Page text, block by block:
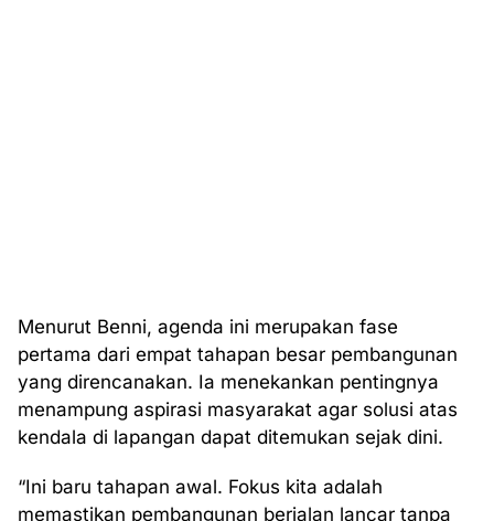
Menurut Benni, agenda ini merupakan fase
pertama dari empat tahapan besar pembangunan
yang direncanakan. Ia menekankan pentingnya
menampung aspirasi masyarakat agar solusi atas
kendala di lapangan dapat ditemukan sejak dini.
“Ini baru tahapan awal. Fokus kita adalah
memastikan pembangunan berjalan lancar tanpa